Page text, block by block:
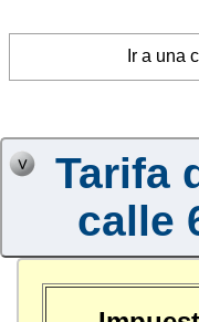
Ir a una
Tarifa
calle